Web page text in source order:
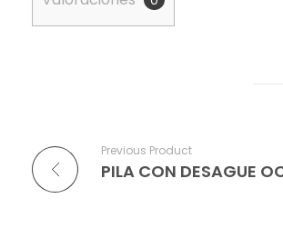
Previous Product